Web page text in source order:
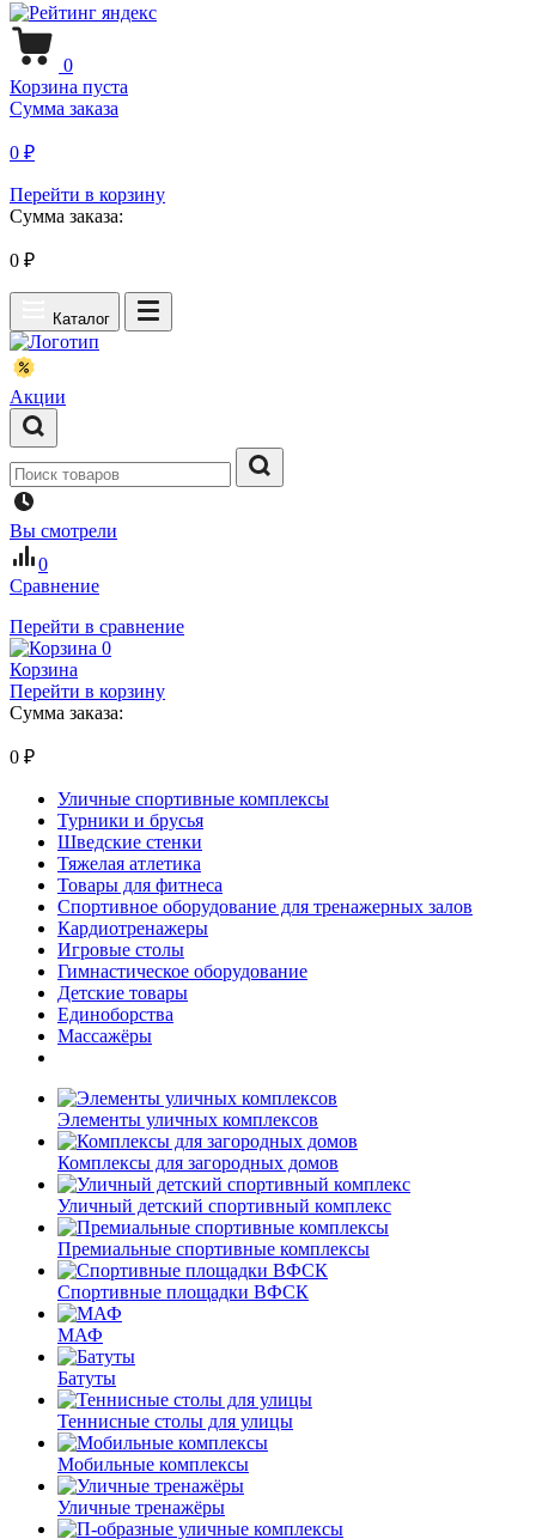
0
Корзина пуста
Сумма заказа
0 ₽
Перейти в корзину
Сумма заказа:
0 ₽
Каталог
Акции
Вы смотрели
0
Сравнение
Перейти в сравнение
0
Корзина
Перейти в корзину
Сумма заказа:
0 ₽
Уличные спортивные комплексы
Турники и брусья
Шведские стенки
Тяжелая атлетика
Товары для фитнеса
Спортивное оборудование для тренажерных залов
Кардиотренажеры
Игровые столы
Гимнастическое оборудование
Детские товары
Единоборства
Массажёры
Элементы уличных комплексов
Комплексы для загородных домов
Уличный детский спортивный комплекс
Премиальные спортивные комплексы
Спортивные площадки ВФСК
МАФ
Батуты
Теннисные столы для улицы
Мобильные комплексы
Уличные тренажёры